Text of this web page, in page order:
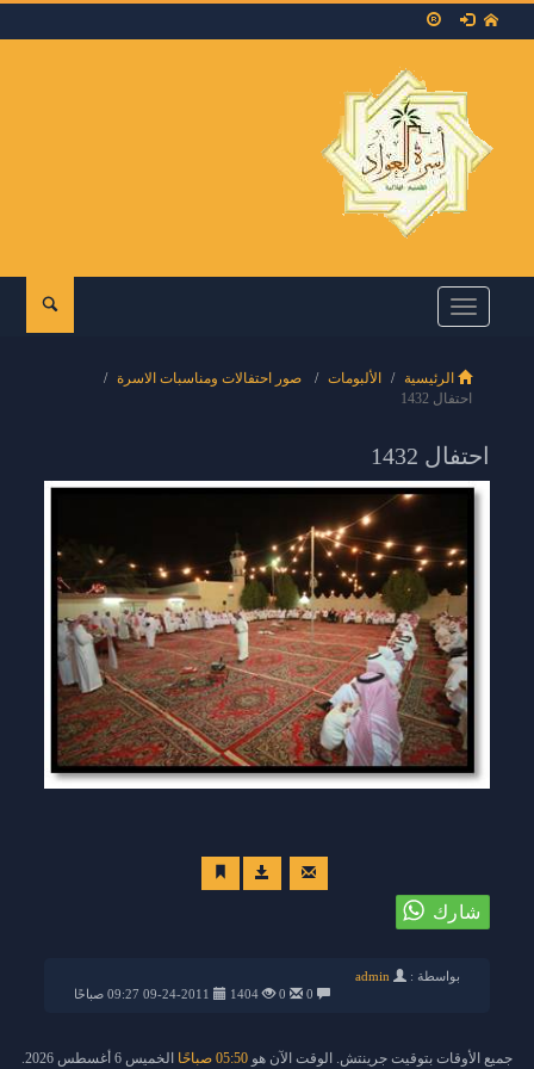
Toggle
navigation
الرئيسية الألبومات
صور احتفالات ومناسبات الاسرة
احتفال 1432
احتفال 1432
بواسطة :
admin
0
0
1404 09-24-2011 09:27 صباحًا
جميع الأوقات بتوقيت جرينتش. الوقت الآن هو 05:50 صباحًا الخميس 6 أغسطس 2026.